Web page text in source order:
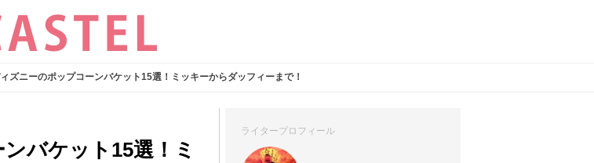
ィズニーのポップコーンバケット15選！ミッキーからダッフィーまで！
バケット15選！ミ
ライタープロフィール